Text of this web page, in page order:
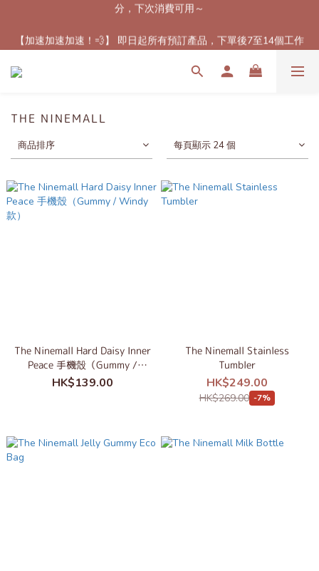
【最新免郵優惠！🚚】滿$800（折扣後總額）包順豐站或櫃自取
郵費！（只限香港地區）
【加速加速加速！💨】 即日起所有預訂產品，下單後7至14個工作
天內到港！✈️（除了個別官方特定發貨時間產品）
【最新免郵優惠！🚚】滿$800（折扣後總額）包順豐站或櫃自取
THE NINEMALL
商品排序 每頁顯示 24 個
The Ninemall Hard Daisy Inner
Peace 手機殼（Gummy /
Windy款）
HK$139.00
The Ninemall Stainless
Tumbler
HK$249.00
HK$269.00 -7%